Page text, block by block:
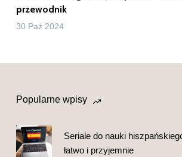
przewodnik
30 Paź 2024
Popularne wpisy
Seriale do nauki
łatwo i przyjemnie